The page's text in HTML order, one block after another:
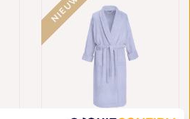
NIEUW